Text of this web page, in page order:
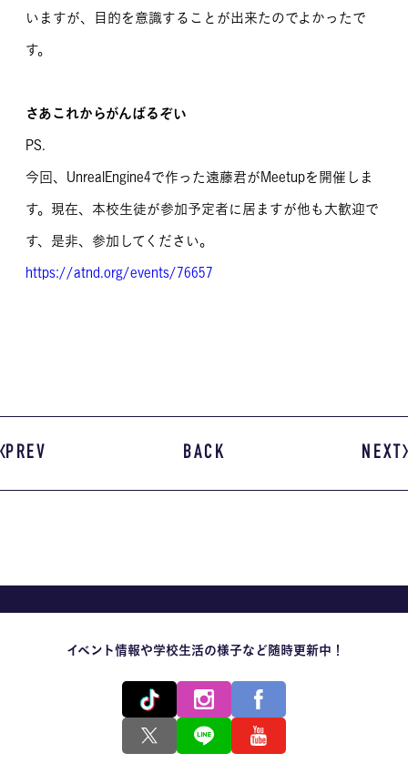
いますが、目的を意識することが出来たのでよかったで
す。
さあこれからがんばるぞい
PS.
今回、UnrealEngine4で作った遠藤君がMeetupを開催しま
す。現在、本校生徒が参加予定者に居ますが他も大歓迎で
す、是非、参加してください。
https://atnd.org/events/76657
PREV BACK NEXT
イベント情報や学校生活の様子など随時更新中！